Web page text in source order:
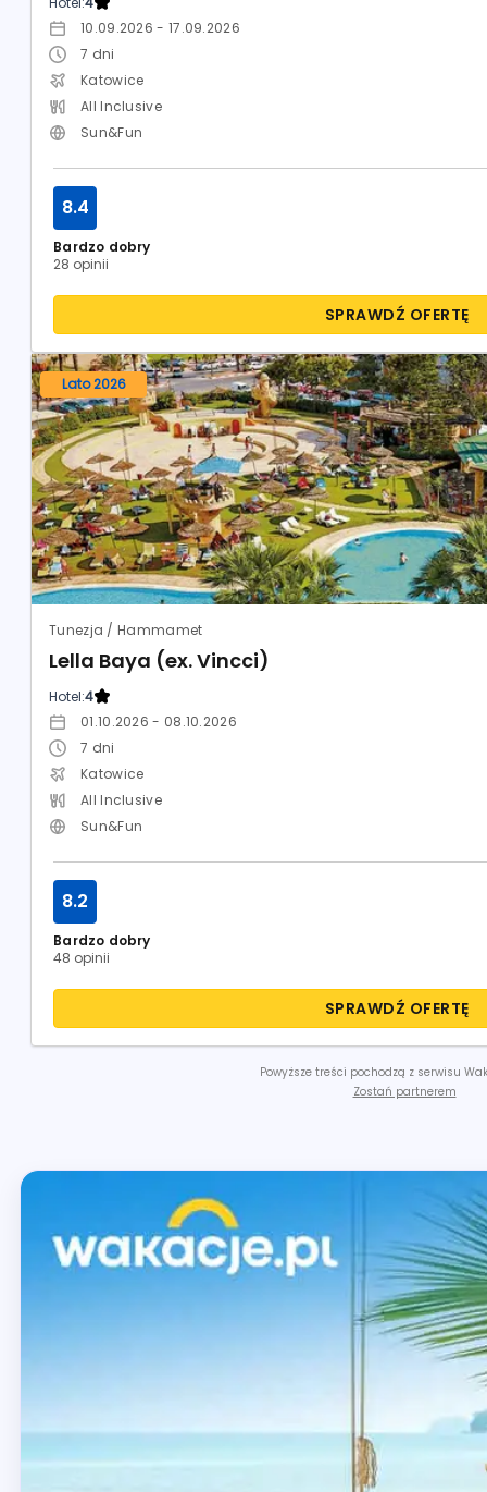
10.09.2026 - 17.09.2026
7 dni
Katowice
All Inclusive
Sun&Fun
Bardzo dobry
28 opinii
8.4
SPRAWDŹ OFERTĘ
Lato 2026
Tunezja / Hammamet
Lella Baya (ex. Vincci)
Hotel:4
01.10.2026 - 08.10.2026
7 dni
Katowice
All Inclusive
Sun&Fun
Bardzo dobry
48 opinii
8.2
SPRAWDŹ OFERTĘ
Powyższe treści pochodzą z serwisu
Zostań partnerem